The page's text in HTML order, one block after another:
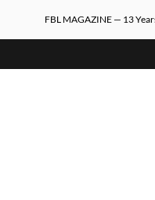
FBL MAGAZINE — 13